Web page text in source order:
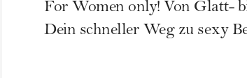
For Women only! Von Glatt-
Dein schneller Weg zu sexy